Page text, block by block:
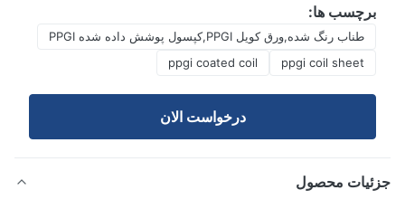
برچسب ها:
طناب رنگ شده,ورق کویل PPGI,کپسول پوشش داده شده PPGI
ppgi coil sheet
ppgi coated coil
درخواست الان
محصول